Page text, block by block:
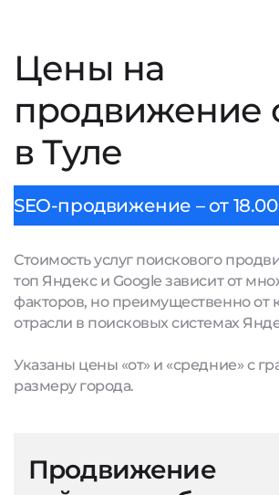
Цены на
продвижение
в Туле
SEO-продвижение – от
Стоимость услуг поискового
топ Яндекс и Google зависит от
факторов, но преимущественно от
отрасли в поисковых системах
Указаны цены «от» и «средние» с
размеру города.
Продвижение